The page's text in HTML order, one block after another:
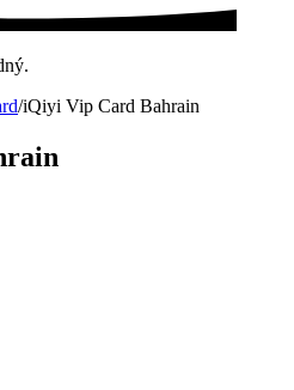
/iQiyi Vip Card Bahrain